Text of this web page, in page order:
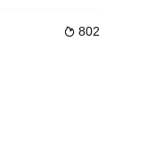
饰）相依为命。为了不想因
 802